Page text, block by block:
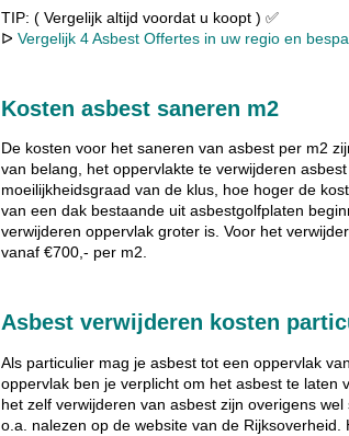
TIP: ( Vergelijk altijd voordat u koopt ) ✅
ᐅVergelijk 4 Asbest Offertes in uw regio en
Kosten asbest saneren m2
De kosten voor het saneren van asbest per m2
van belang, het oppervlakte te verwijderen
moeilijkheidsgraad van de klus, hoe hoger de
van een dak bestaande uit asbestgolfplaten
verwijderen oppervlak groter is. Voor het
vanaf €700,- per m2.
Asbest verwijderen kosten
Als particulier mag je asbest tot een oppervlak
oppervlak ben je verplicht om het asbest te laten
het zelf verwijderen van asbest zijn overigens
o.a. nalezen op de website van de